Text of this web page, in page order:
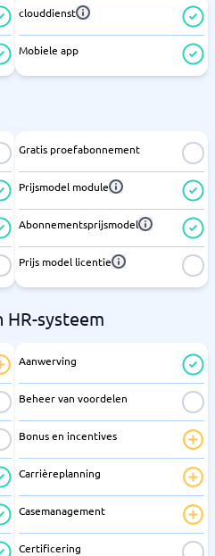
clouddienst
Mobiele app
Gratis proefabonnement
Prijsmodel module
Abonnementsprijsmodel
Prijs model licentie
HR-systeem
Aanwerving
Beheer van voordelen
Bonus en incentives
Carrièreplanning
Casemanagement
Certificering